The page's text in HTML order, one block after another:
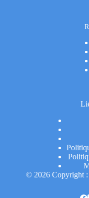
© 2026 Copyright :